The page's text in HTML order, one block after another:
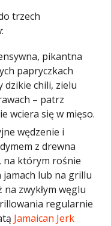
trzech
pikantna
papryczkach
dzikie chili, zielu
– patrz
wciera się w mięso.
wędzenie i
z drewna
, na którym rośnie
jamach lub na grillu
na zwykłym węglu
regularnie
Jamaican Jerk